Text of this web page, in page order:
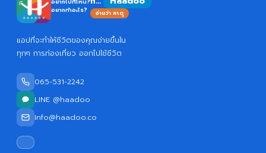
อยากไปที่ไหน?
อยากทำอะไร?
อ่านว่า หาดู
แอปที่จะทำให้ชีวิตของคุณง่ายขึ้นใน
ทุกๆ การท่องเที่ยว ออกไปใช้ชีวิต
065-531-2242
LINE @haadoo
Info@haadoo.co